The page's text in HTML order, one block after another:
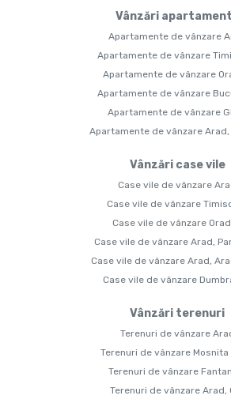
Vânzări
Apartamente de vânzare
Apartamente de vânzare
Apartamente de vânzare
Apartamente de vânzare
Apartamente de vânzare
Apartamente de vânzare Arad,
Vânzări case vile
Case vile de vânzare
Case vile de vânzare
Case vile de vânzare
Case vile de vânzare Arad,
Case vile de vânzare Arad,
Case vile de vânzare
Vânzări terenuri
Terenuri de vânzare
Terenuri de vânzare Mosnita
Terenuri de vânzare
Terenuri de vânzare Arad,